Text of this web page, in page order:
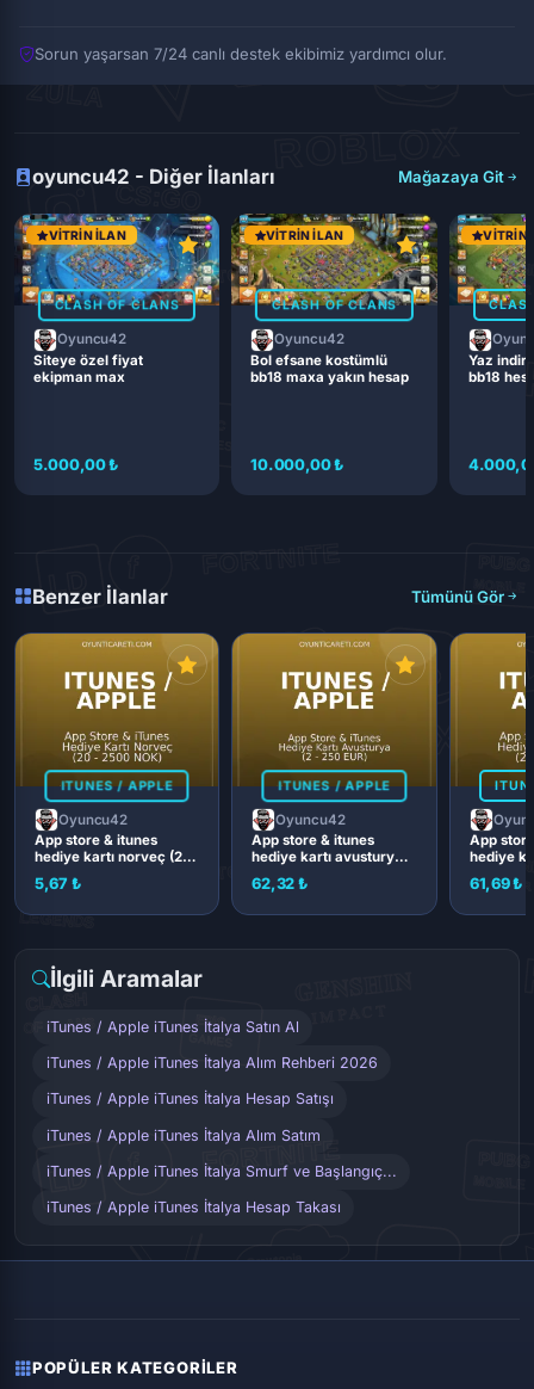
Sorun yaşarsan 7/24 canlı destek ekibimiz yardımcı olur.
oyuncu42 - Diğer İlanları Mağazaya Git
VITRIN İLAN
CLASH OF CLANS
Oyuncu42
Siteye özel fiyat
ekipman max
5.000,00 ₺
VITRIN İLAN
CLASH OF CLANS
Oyuncu42
Bol efsane kostümlü
bb18 maxa yakın hesap
10.000,00 ₺
VITRIN
Yaz
bb18
Benzer İlanlar Tümünü Gör
ITUNES / APPLE
Oyuncu42
App store & itunes
hediye kartı norveç (20
- 2500 nok)
5,67 ₺
ITUNES / APPLE
Oyuncu42
App store & itunes
hediye kartı avusturya
(2 - 250 eur)
62,32 ₺
App
hediye
250 eur)
61,69 ₺
İlgili Aramalar
iTunes / Apple iTunes İtalya Satın Al
iTunes / Apple iTunes İtalya Alım Rehberi 2026
iTunes / Apple iTunes İtalya Hesap Satışı
iTunes / Apple iTunes İtalya Alım Satım
iTunes / Apple iTunes İtalya Smurf ve Başlangıç...
iTunes / Apple iTunes İtalya Hesap Takası
POPÜLER KATEGORILER